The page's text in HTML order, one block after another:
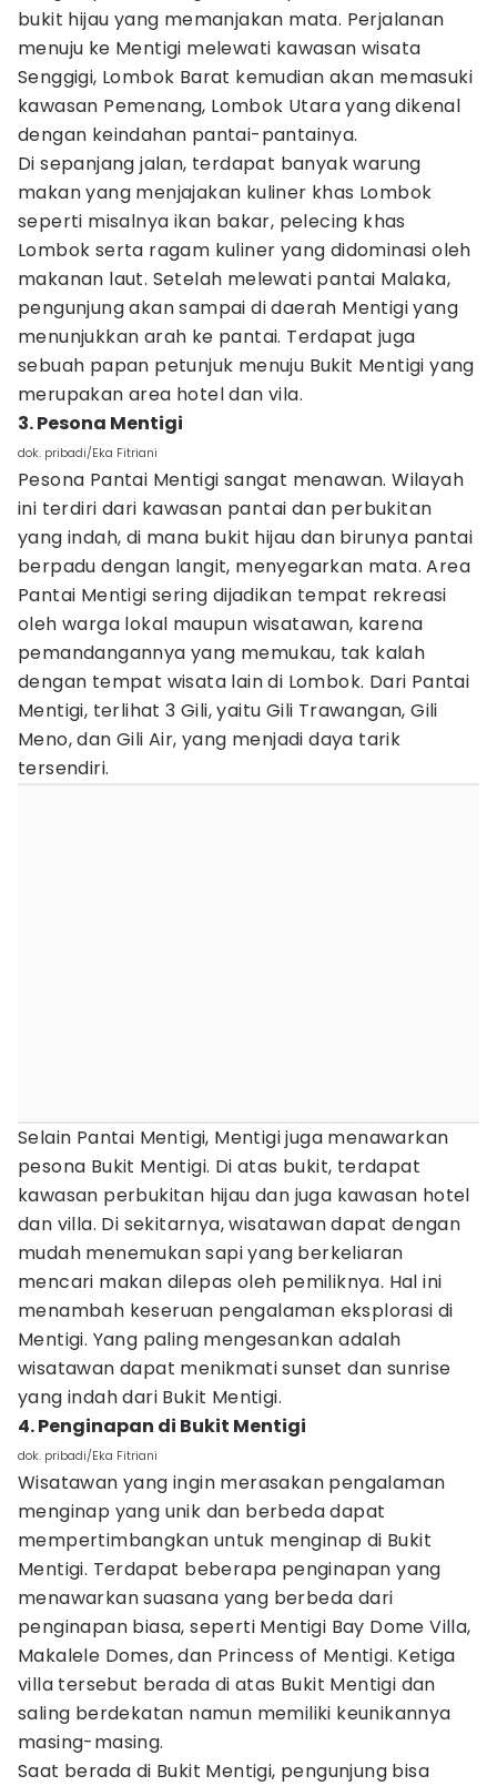
bukit hijau yang memanjakan mata. Perjalanan
menuju ke Mentigi melewati kawasan wisata
Senggigi, Lombok Barat kemudian akan memasuki
kawasan Pemenang, Lombok Utara yang dikenal
dengan keindahan pantai-pantainya.
Di sepanjang jalan, terdapat banyak warung
makan yang menjajakan kuliner khas Lombok
seperti misalnya ikan bakar, pelecing khas
Lombok serta ragam kuliner yang didominasi oleh
makanan laut. Setelah melewati pantai Malaka,
pengunjung akan sampai di daerah Mentigi yang
menunjukkan arah ke pantai. Terdapat juga
sebuah papan petunjuk menuju Bukit Mentigi yang
merupakan area hotel dan vila.
3. Pesona Mentigi
dok. pribadi/Eka Fitriani
Pesona Pantai Mentigi sangat menawan. Wilayah
ini terdiri dari kawasan pantai dan perbukitan
yang indah, di mana bukit hijau dan birunya pantai
berpadu dengan langit, menyegarkan mata. Area
Pantai Mentigi sering dijadikan tempat rekreasi
oleh warga lokal maupun wisatawan, karena
pemandangannya yang memukau, tak kalah
dengan tempat wisata lain di Lombok. Dari Pantai
Mentigi, terlihat 3 Gili, yaitu Gili Trawangan, Gili
Meno, dan Gili Air, yang menjadi daya tarik
tersendiri.
Selain Pantai Mentigi, Mentigi juga menawarkan
pesona Bukit Mentigi. Di atas bukit, terdapat
kawasan perbukitan hijau dan juga kawasan hotel
dan villa. Di sekitarnya, wisatawan dapat dengan
mudah menemukan sapi yang berkeliaran
mencari makan dilepas oleh pemiliknya. Hal ini
menambah keseruan pengalaman eksplorasi di
Mentigi. Yang paling mengesankan adalah
wisatawan dapat menikmati sunset dan sunrise
yang indah dari Bukit Mentigi.
4. Penginapan di Bukit Mentigi
dok. pribadi/Eka Fitriani
Wisatawan yang ingin merasakan pengalaman
menginap yang unik dan berbeda dapat
mempertimbangkan untuk menginap di Bukit
Mentigi. Terdapat beberapa penginapan yang
menawarkan suasana yang berbeda dari
penginapan biasa, seperti Mentigi Bay Dome Villa,
Makalele Domes, dan Princess of Mentigi. Ketiga
villa tersebut berada di atas Bukit Mentigi dan
saling berdekatan namun memiliki keunikannya
masing-masing.
Saat berada di Bukit Mentigi, pengunjung bisa